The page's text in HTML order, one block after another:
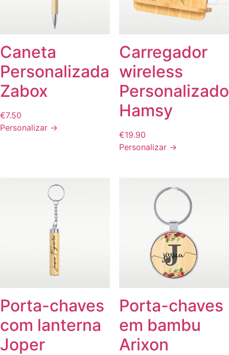
Caneta
Personalizada
Zabox
€7.50
Personalizar →
Carregador
wireless
Personalizado
Hamsy
€19.90
Personalizar →
Porta-chaves
com lanterna
Joper
Porta-chaves
em bambu
Arixon